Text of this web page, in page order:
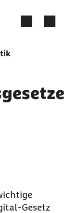
Gesetz